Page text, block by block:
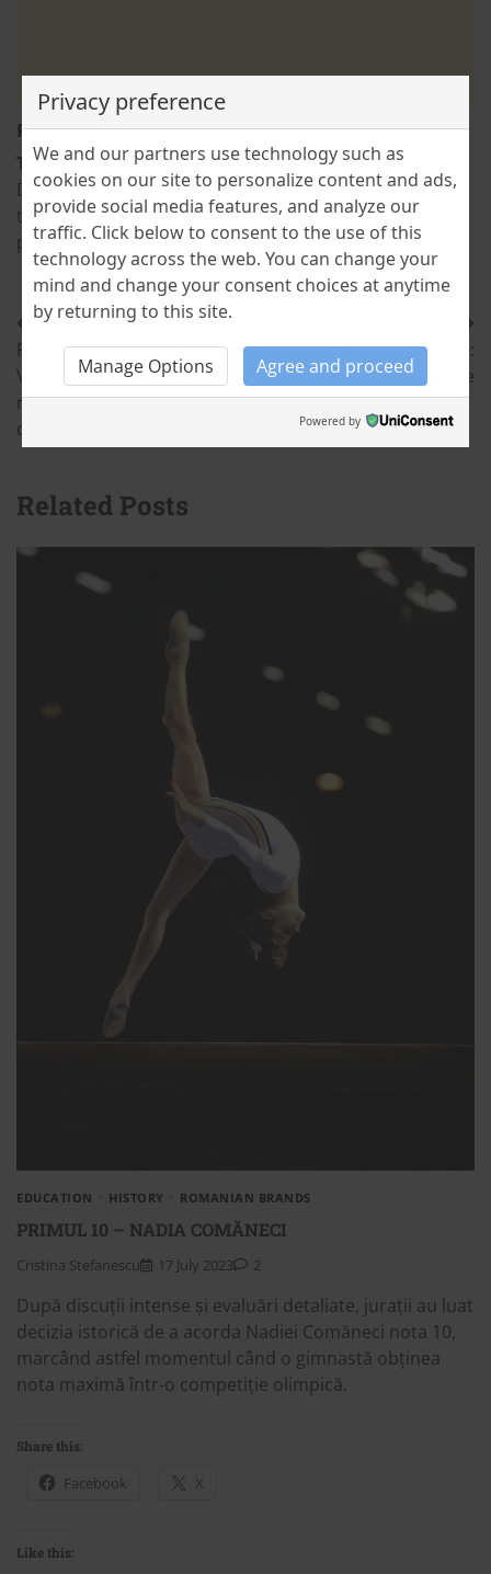
Posted inCULTURE,TRADITIONS
Taggedcredințe, Iisus, Înviere,post negru,Prohodul
Domnului ,ritualuri,Săptămâna Mare,superstiții ,
tradiții,trecerea pe sub masă ,Vinerea mare,Vinerea
patimilor
Post
navigation
Previous:
VERONICA – primul musical
românesc cântat și jucat de
copii
Next:
18 aprilie în istorie
Related Posts
EDUCATION HISTORY ROMANIAN BRANDS
PRIMUL 10 – NADIA COMĂNECI
Cristina Stefanescu 17 July 2023 2
După discuții intense și evaluări detaliate, jurații au luat
decizia istorică de a acorda Nadiei Comăneci nota 10,
marcând astfel momentul când o gimnastă obținea
nota maximă într-o competiție olimpică.
Share this:
Facebook X
Like this:
Privacy preference
We and our partners use technology such as
cookies on our site to personalize content and ads,
provide social media features, and analyze our
traffic. Click below to consent to the use of this
technology across the web. You can change your
mind and change your consent choices at anytime
by returning to this site.
Manage Options Agree and proceed
Powered by